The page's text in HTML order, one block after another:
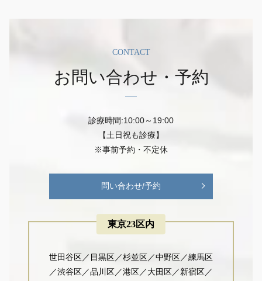
CONTACT
お問い合わせ・予約
診療時間:10:00～19:00
【土日祝も診療】
※事前予約・不定休
問い合わせ/予約
東京23区内
世田谷区／目黒区／杉並区／中野区／練馬区
／渋谷区／品川区／港区／大田区／新宿区／